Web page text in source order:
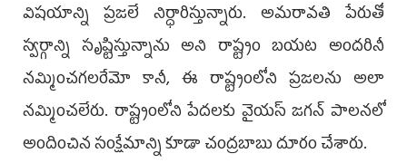
విషయాన్ని ప్రజలే నిర్ధారిస్తున్నారు. అమరావతి పేరుతో
స్వర్గాన్ని సృష్టిస్తున్నాను అని రాష్ట్రం బయట అందరినీ
నమ్మించగలరేమో కానీ, ఈ రాష్ట్రంలోని ప్రజలను అలా
నమ్మించలేరు. రాష్ట్రంలోని పేదలకు వైయస్ జగన్ పాలనలో
అందించిన సంక్షేమాన్ని కూడా చంద్రబాబు దూరం చేశారు.